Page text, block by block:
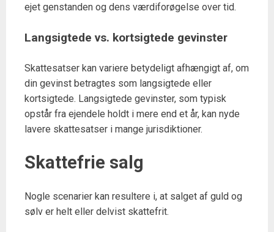
ejet genstanden og dens værdiforøgelse over tid.
Langsigtede vs. kortsigtede gevinster
Skattesatser kan variere betydeligt afhængigt af, om
din gevinst betragtes som langsigtede eller
kortsigtede. Langsigtede gevinster, som typisk
opstår fra ejendele holdt i mere end et år, kan nyde
lavere skattesatser i mange jurisdiktioner.
Skattefrie salg
Nogle scenarier kan resultere i, at salget af guld og
sølv er helt eller delvist skattefrit.